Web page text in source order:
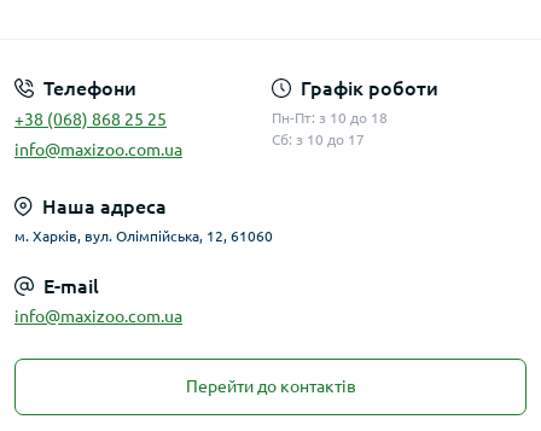
Телефони
+38 (068) 868 25 25
info@maxizoo.com.ua
Графік роботи
Пн-Пт: з 10 до 18
Сб: з 10 до 17
Наша адреса
м. Харків, вул. Олімпійська, 12, 61060
E-mail
info@maxizoo.com.ua
Перейти до контактів